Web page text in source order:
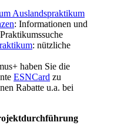
Auslandspraktikum
: Informationen und
: nützliche
haben Sie die
ESNCard zu
Rabatte u.a. bei